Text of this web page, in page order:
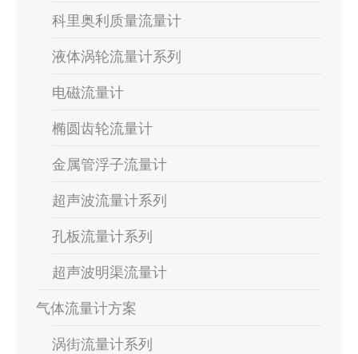
科里奥利质量流量计
液体涡轮流量计系列
电磁流量计
椭圆齿轮流量计
金属管浮子流量计
超声波流量计系列
孔板流量计系列
超声波明渠流量计
气体流量计方案
涡街流量计系列